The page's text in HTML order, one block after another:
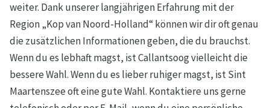
weiter. Dank unserer langjährigen Erfahrung mit der
Region „Kop van Noord-Holland“ können wir dir oft genau
die zusätzlichen Informationen geben, die du brauchst.
Wenn du es lebhaft magst, ist Callantsoog vielleicht die
bessere Wahl. Wenn du es lieber ruhiger magst, ist Sint
Maartenszee oft eine gute Wahl. Kontaktiere uns gerne